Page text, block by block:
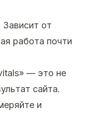
Зависит от
работа почти
— это не
сайта.
и